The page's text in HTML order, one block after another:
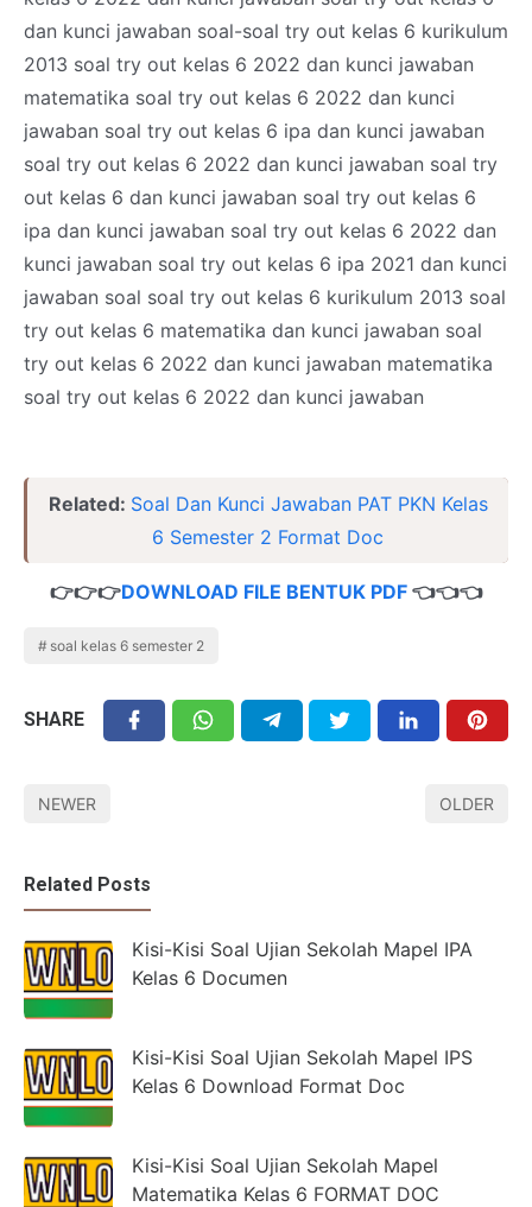
dan kunci jawaban soal-soal try out kelas 6 kurikulum
2013 soal try out kelas 6 2022 dan kunci jawaban
matematika soal try out kelas 6 2022 dan kunci
jawaban soal try out kelas 6 ipa dan kunci jawaban
soal try out kelas 6 2022 dan kunci jawaban soal try
out kelas 6 dan kunci jawaban soal try out kelas 6
ipa dan kunci jawaban soal try out kelas 6 2022 dan
kunci jawaban soal try out kelas 6 ipa 2021 dan kunci
jawaban soal soal try out kelas 6 kurikulum 2013 soal
try out kelas 6 matematika dan kunci jawaban soal
try out kelas 6 2022 dan kunci jawaban matematika
soal try out kelas 6 2022 dan kunci jawaban
Related: Soal Dan Kunci Jawaban PAT PKN Kelas
6 Semester 2 Format Doc
👉👉👉DOWNLOAD FILE BENTUK PDF 👈👈👈
soal kelas 6 semester 2
SHARE
NEWER OLDER
Related Posts
Kisi-Kisi Soal Ujian Sekolah Mapel IPA
Kelas 6 Documen
Kisi-Kisi Soal Ujian Sekolah Mapel IPS
Kelas 6 Download Format Doc
Kisi-Kisi Soal Ujian Sekolah Mapel
Matematika Kelas 6 FORMAT DOC